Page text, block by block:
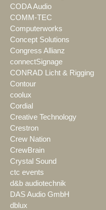
CODA Audio
COMM-TEC
Computerworks
Concept Solutions
Congress Allianz
connectSignage
CONRAD Licht & Rigging
Contour
coolux
Cordial
Creative Technology
Crestron
Crew Nation
CrewBrain
Crystal Sound
ctc events
d&b audiotechnik
DAS Audio GmbH
dblux